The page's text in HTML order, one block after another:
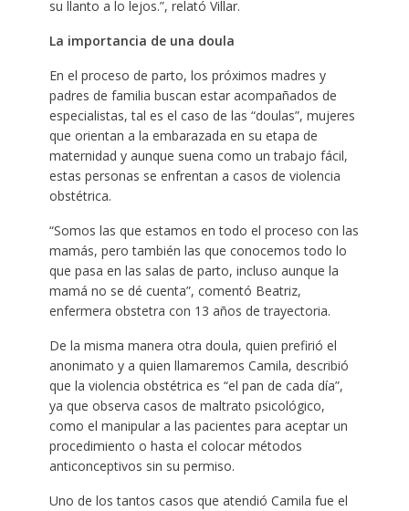
su llanto a lo lejos.”, relató Villar.
La importancia de una doula
En el proceso de parto, los próximos madres y
padres de familia buscan estar acompañados de
especialistas, tal es el caso de las “doulas”, mujeres
que orientan a la embarazada en su etapa de
maternidad y aunque suena como un trabajo fácil,
estas personas se enfrentan a casos de violencia
obstétrica.
“Somos las que estamos en todo el proceso con las
mamás, pero también las que conocemos todo lo
que pasa en las salas de parto, incluso aunque la
mamá no se dé cuenta”, comentó Beatriz,
enfermera obstetra con 13 años de trayectoria.
De la misma manera otra doula, quien prefirió el
anonimato y a quien llamaremos Camila, describió
que la violencia obstétrica es “el pan de cada día”,
ya que observa casos de maltrato psicológico,
como el manipular a las pacientes para aceptar un
procedimiento o hasta el colocar métodos
anticonceptivos sin su permiso.
Uno de los tantos casos que atendió Camila fue el